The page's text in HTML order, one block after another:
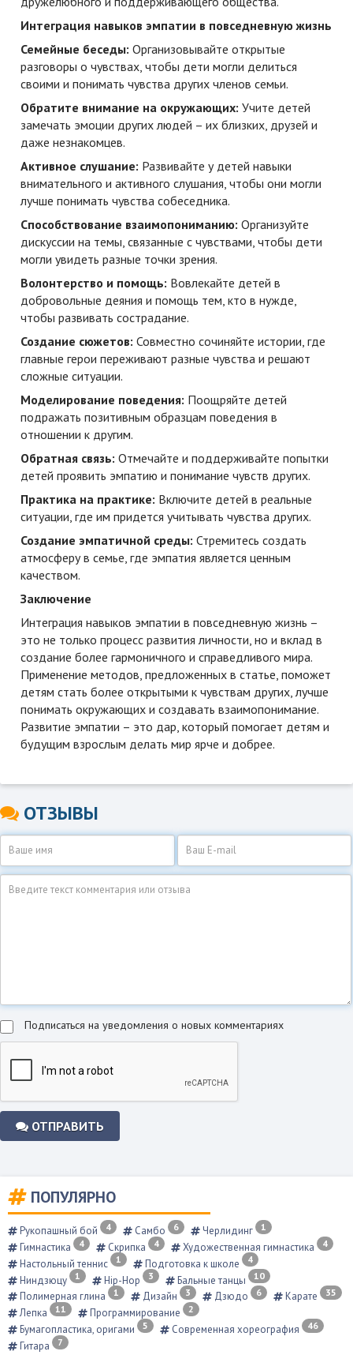
ПОПУЛЯРНО
Рукопашный бой 4 Самбо 6 Черлидинг 1
Гимнастика 4 Скрипка 4 Художественная гимнастика 4
Настольный теннис 1 Подготовка к школе 4
Ниндзюцу 1 Hip-Hop 3 Бальные танцы 10
Полимерная глина 1 Дизайн 3 Дзюдо 6 Карате 35
Лепка 11 Программирование 2
Бумагопластика, оригами 5 Современная хореография 46
Гитара 7
Интеграция навыков эмпатии в повседневную жизнь
Семейные беседы: Организовывайте открытые
разговоры о чувствах, чтобы дети могли делиться
своими и понимать чувства других членов семьи.
Обратите внимание на окружающих: Учите детей
замечать эмоции других людей – их близких, друзей и
даже незнакомцев.
Активное слушание: Развивайте у детей навыки
внимательного и активного слушания, чтобы они могли
лучше понимать чувства собеседника.
Способствование взаимопониманию: Организуйте
дискуссии на темы, связанные с чувствами, чтобы дети
могли увидеть разные точки зрения.
Волонтерство и помощь: Вовлекайте детей в
добровольные деяния и помощь тем, кто в нужде,
чтобы развивать сострадание.
Создание сюжетов: Совместно сочиняйте истории, где
главные герои переживают разные чувства и решают
сложные ситуации.
Моделирование поведения: Поощряйте детей
подражать позитивным образцам поведения в
отношении к другим.
Обратная связь: Отмечайте и поддерживайте попытки
детей проявить эмпатию и понимание чувств других.
Практика на практике: Включите детей в реальные
ситуации, где им придется учитывать чувства других.
Создание эмпатичной среды: Стремитесь создать
атмосферу в семье, где эмпатия является ценным
качеством.
Заключение
Интеграция навыков эмпатии в повседневную жизнь –
это не только процесс развития личности, но и вклад в
создание более гармоничного и справедливого мира.
Применение методов, предложенных в статье, поможет
детям стать более открытыми к чувствам других, лучше
понимать окружающих и создавать взаимопонимание.
Развитие эмпатии – это дар, который помогает детям и
будущим взрослым делать мир ярче и добрее.
ОТЗЫВЫ
Подписаться на уведомления о новых комментариях
ОТПРАВИТЬ